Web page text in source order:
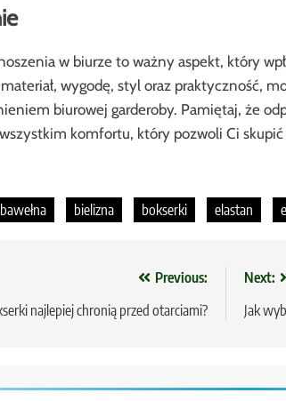
w biurze to ważny aspekt, który
wygodę, styl oraz praktyczność,
biurowej garderoby. Pamiętaj, że
komfortu, który pozwoli Ci
bawełna bielizna bokserki elastan
Previous:
najlepiej chronią przed otarciami?
Next:
Jak